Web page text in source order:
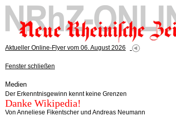
Aktueller Online-Flyer vom 06. August 2026
Fenster schließen
Medien
Der Erkenntnisgewinn kennt keine Grenzen
Danke Wikipedia!
Von Anneliese Fikentscher und Andreas Neumann